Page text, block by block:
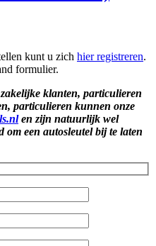
kunt u zich hier registreren.
formulier.
klanten, particulieren
particulieren kunnen onze
en zijn natuurlijk wel
een autosleutel bij te laten